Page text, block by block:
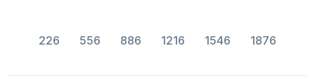
226 556 886 1216 1546 1876